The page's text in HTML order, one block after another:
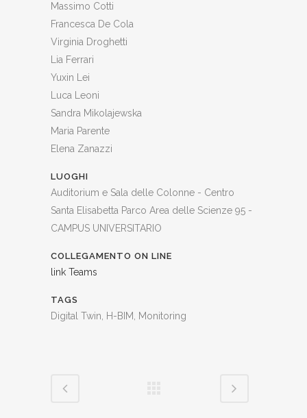
Massimo Cotti
Francesca De Cola
Virginia Droghetti
Lia Ferrari
Yuxin Lei
Luca Leoni
Sandra Mikolajewska
Maria Parente
Elena Zanazzi
LUOGHI
Auditorium e Sala delle Colonne - Centro
Santa Elisabetta Parco Area delle Scienze 95 -
CAMPUS UNIVERSITARIO
COLLEGAMENTO ON LINE
link Teams
TAGS
Digital Twin, H-BIM, Monitoring